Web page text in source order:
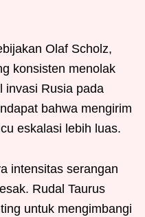
Olaf Scholz,
konsisten menolak
invasi Rusia pada
bahwa mengirim
eskalasi lebih luas.
intensitas serangan
Rudal Taurus
untuk mengimbangi